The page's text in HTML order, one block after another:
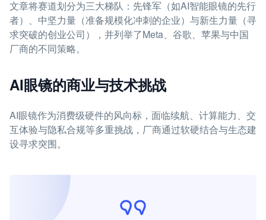
文章将赛道划分为三大梯队：先锋军（如AI智能眼镜的先行
者）、中坚力量（准备规模化冲刺的企业）与新生力量（寻
求突破的创业公司），并列举了Meta、谷歌、苹果与中国
厂商的不同策略。
AI眼镜的商业与技术挑战
AI眼镜作为消费级硬件的风向标，面临续航、计算能力、交
互体验与隐私合规等多重挑战，厂商通过软硬结合与生态建
设寻求突围。